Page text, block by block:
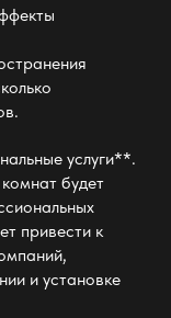
услуги**.
будет
привести к
и установке